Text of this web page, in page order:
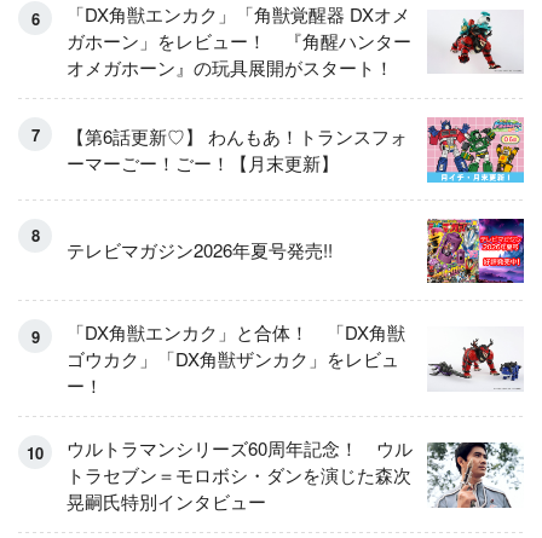
「DX角獣エンカク」「角獣覚醒器 DXオメ
ガホーン」をレビュー！ 『角醒ハンター
オメガホーン』の玩具展開がスタート！
【第6話更新♡】 わんもあ！トランスフォ
ーマーごー！ごー！【月末更新】
テレビマガジン2026年夏号発売!!
「DX角獣エンカク」と合体！ 「DX角獣
ゴウカク」「DX角獣ザンカク」をレビュ
ー！
ウルトラマンシリーズ60周年記念！ ウル
トラセブン＝モロボシ・ダンを演じた森次
晃嗣氏特別インタビュー